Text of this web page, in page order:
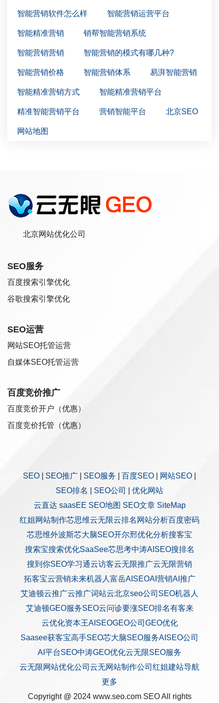
智能营销软件怎么样 智能营销运营平台
智能精准营销 销帮智能营销系统
智能营销营销 智能营销的模式有哪几种?
智能营销价格 智能营销体系 易湃智能营销
智能精准营销方式 智能精准营销平台
精准智能营销平台 营销智能平台 北京SEO
网站地图
北京网站优化公司
SEO服务
百度搜索引擎优化
谷歌搜索引擎优化
SEO运营
网站SEO托管运营
自媒体SEO托管运营
百度竞价推广
百度竞价开户（优惠）
百度竞价托管（优惠）
SEO SEO推广 SEO服务 百度SEO 网站SEO
SEO排名
SEO公司
优化网站
云直达 saasEE SEO地图 SEO文章 SiteMap
红姐网站制作芯思维云无限云排名 网站分析百度密码
芯思维外波斯芯大脑SEO开尔邢优化分析搜客宝
搜索宝搜索优化SaaSee芯思考中涛AISEO搜排名
搜到你SEO学习通云访客云无限推广云无限营销
拓客宝云营销未来机器人 富岳AISEOAI营销AI推广
艾迪顿云推广云推广词站云北京seo公司 SEO机器人
艾迪顿GEO服务SEO云问诊要涨SEO排名有客来
云优化资本王AISEOGEO公司 GEO优化
Saasee获客宝高手SEO芯大脑SEO服务AISEO公司
AI平台SEO中涛GEO优化云无限SEO服务
云无限网站优化公司 云无网站制作公司 红姐建站导航
更多
Copyright @ 2024 www.seo.com SEOAll rights